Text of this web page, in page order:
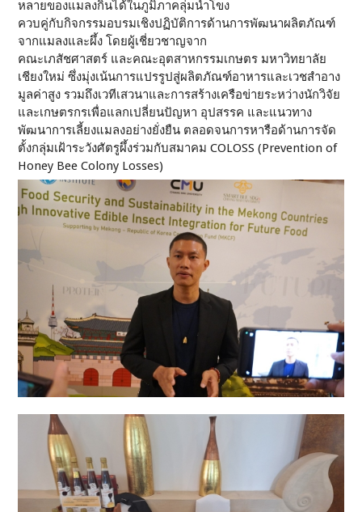
หลายของแมลงกินได้ในภูมิภาคลุ่มน้ำโขง
ควบคู่กับกิจกรรมอบรมเชิงปฏิบัติการด้านการพัฒนาผลิตภัณฑ์
จากแมลงและผึ้ง โดยผู้เชี่ยวชาญจาก
คณะเภสัชศาสตร์ และคณะอุตสาหกรรมเกษตร มหาวิทยาลัย
เชียงใหม่ ซึ่งมุ่งเน้นการแปรรูปสู่ผลิตภัณฑ์อาหารและเวชสำอาง
มูลค่าสูง รวมถึงเวทีเสวนาและการสร้างเครือข่ายระหว่างนักวิจัย
และเกษตรกรเพื่อแลกเปลี่ยนปัญหา อุปสรรค และแนวทาง
พัฒนาการเลี้ยงแมลงอย่างยั่งยืน ตลอดจนการหารือด้านการจัด
ตั้งกลุ่มเฝ้าระวังศัตรูผึ้งร่วมกับสมาคม COLOSS (Prevention of
Honey Bee Colony Losses)